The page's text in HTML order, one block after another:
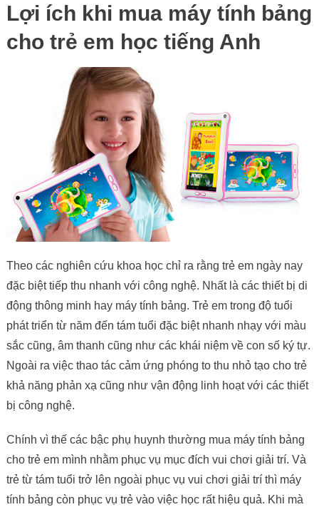
Lợi ích khi mua máy tính bảng
cho trẻ em học tiếng Anh
Theo các nghiên cứu khoa học chỉ ra rằng trẻ em ngày nay
đặc biệt tiếp thu nhanh với công nghệ. Nhất là các thiết bị di
động thông minh hay máy tính bảng. Trẻ em trong độ tuổi
phát triển từ năm đến tám tuổi đặc biệt nhanh nhạy với màu
sắc cũng, âm thanh cũng như các khái niệm về con số ký tự.
Ngoài ra việc thao tác cảm ứng phóng to thu nhỏ tạo cho trẻ
khả năng phản xạ cũng như vận động linh hoạt với các thiết
bị công nghệ.
Chính vì thế các bậc phụ huynh thường mua máy tính bảng
cho trẻ em mình nhằm phục vụ mục đích vui chơi giải trí. Và
trẻ từ tám tuổi trở lên ngoài phục vụ vui chơi giải trí thì máy
tính bảng còn phục vụ trẻ vào việc học rất hiệu quả. Khi mà